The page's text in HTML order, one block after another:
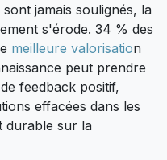
jamais soulignés, la
s'érode. 34 % des
meilleure valorisation
peut prendre
feedback positif,
effacées dans les
durable sur la